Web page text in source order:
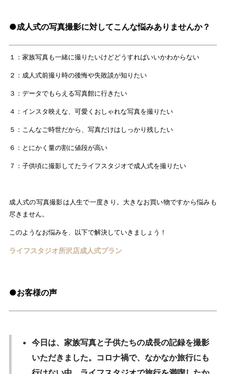
●成人式の写真撮影に対してこんな悩みありませんか？
１：家族写真も一緒に撮りたいけどどうすればいいかわからない
２：成人式前撮り時の後悔や失敗談が知りたい
３：データでもらえる写真館に行きたい
４：インスタ映えな、可愛くおしゃれな写真を撮りたい
５：こんなご時世だから、写真だけはしっかり残したい
６：とにかく量の割に値段が高い
７：子供頃に撮影してたライフスタジオで成人式を撮りたい
成人式の写真撮影は人生で一度きり。大きなお買い物ですから悩みも
尽きません。
このようなお悩みを、以下で解決していきましょう！
ライフスタジオ所沢店成人式プラン
●お客様の声
今日は、家族写真と子供たちの成長の記録を撮影
いただきました。コロナ禍で、なかなか旅行にも